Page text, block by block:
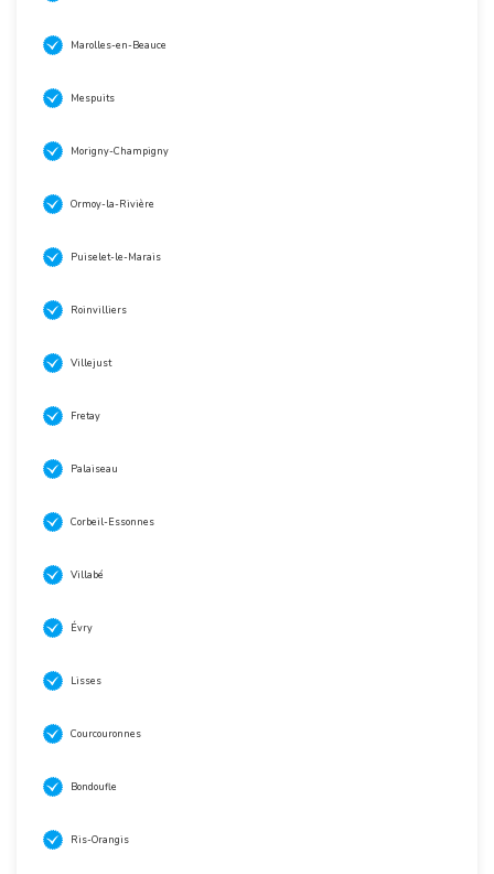
Marolles-en-Beauce
Mespuits
Morigny-Champigny
Ormoy-la-Rivière
Puiselet-le-Marais
Roinvilliers
Villejust
Fretay
Palaiseau
Corbeil-Essonnes
Villabé
Évry
Lisses
Courcouronnes
Bondoufle
Ris-Orangis